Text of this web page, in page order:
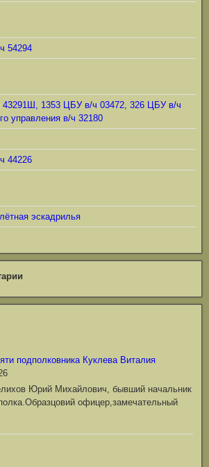
54294
43291Ш, 1353 ЦБУ в/ч 03472, 326 ЦБУ в/ч
управления в/ч 32180
44226
эскадрилья
подполковника Куклева Виталия
Юрий Михайлович, бывший начальник
офицер,замечательный